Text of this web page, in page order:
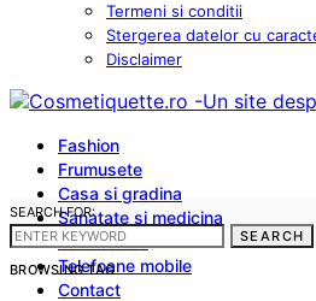
Termeni si conditii
Stergerea datelor cu
Disclaimer
Fashion
Frumusete
Casa si gradina
Sanatate si medicina
Cum sa fac
Telefoane mobile
Contact
SEARCH FOR:
SEARCH
BROWSING TAG